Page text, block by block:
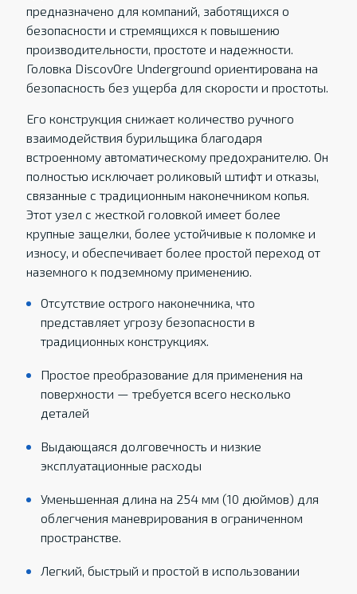
предназначено для компаний, заботящихся о
безопасности и стремящихся к повышению
производительности, простоте и надежности.
Головка DiscovOre Underground ориентирована на
безопасность без ущерба для скорости и простоты.
Его конструкция снижает количество ручного
взаимодействия бурильщика благодаря
встроенному автоматическому предохранителю. Он
полностью исключает роликовый штифт и отказы,
связанные с традиционным наконечником копья.
Этот узел с жесткой головкой имеет более
крупные защелки, более устойчивые к поломке и
износу, и обеспечивает более простой переход от
наземного к подземному применению.
Отсутствие острого наконечника, что
представляет угрозу безопасности в
традиционных конструкциях.
Простое преобразование для применения на
поверхности — требуется всего несколько
деталей
Выдающаяся долговечность и низкие
эксплуатационные расходы
Уменьшенная длина на 254 мм (10 дюймов) для
облегчения маневрирования в ограниченном
пространстве.
Легкий, быстрый и простой в использовании